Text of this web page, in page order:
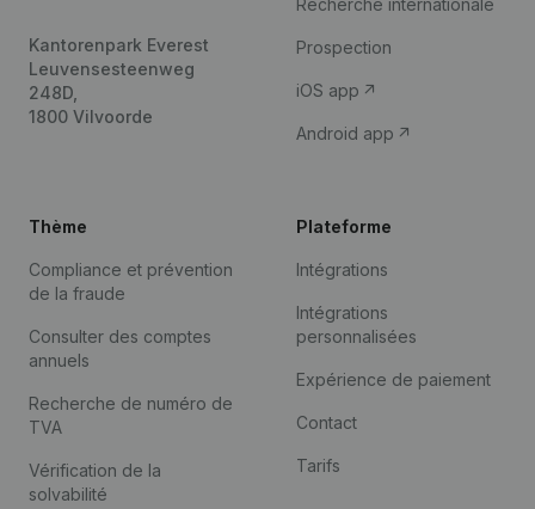
Kantorenpark Everest
Leuvensesteenweg
248D,
1800 Vilvoorde
Recherche internationale
Prospection
iOS app
Android app
Thème
Compliance et prévention
de la fraude
Consulter des comptes
annuels
Recherche de numéro de
TVA
Vérification de la
solvabilité
Plateforme
Intégrations
Intégrations
personnalisées
Expérience de paiement
Contact
Tarifs